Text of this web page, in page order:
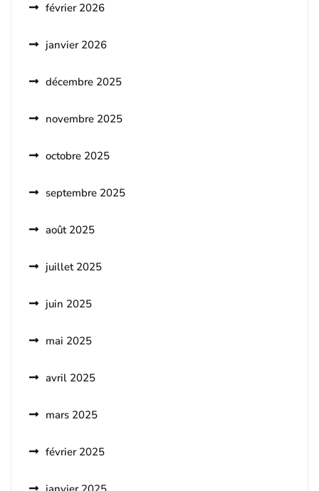
février 2026
janvier 2026
décembre 2025
novembre 2025
octobre 2025
septembre 2025
août 2025
juillet 2025
juin 2025
mai 2025
avril 2025
mars 2025
février 2025